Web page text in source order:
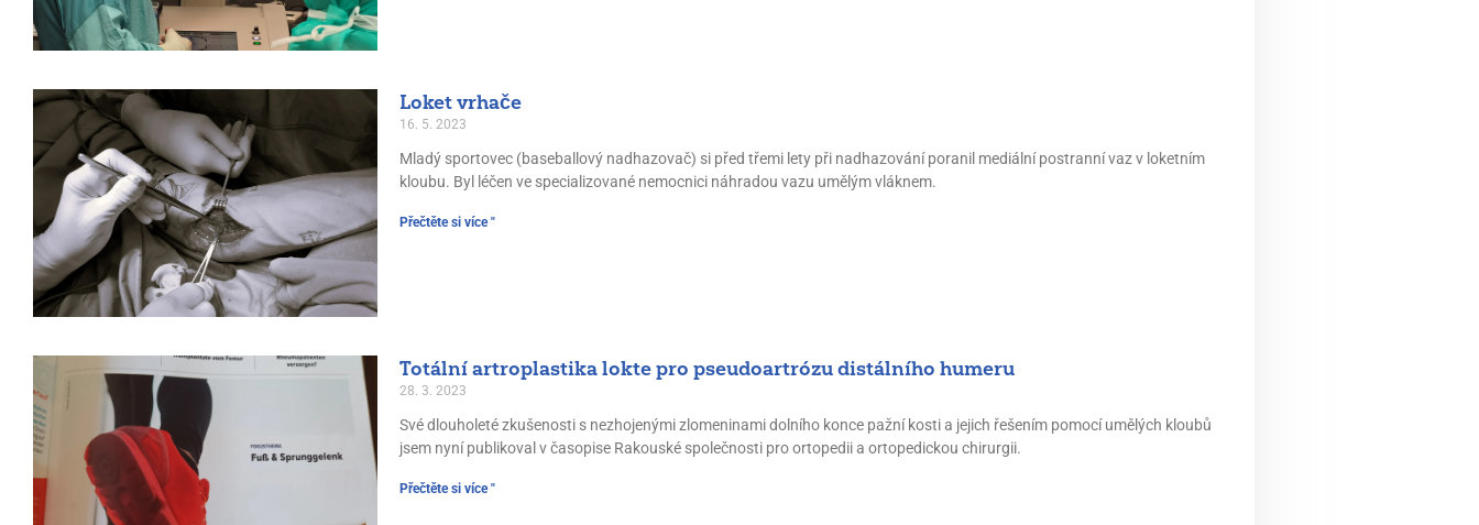
Loket vrhače
16. 5. 2023
Mladý sportovec (baseballový nadhazovač) si před třemi lety při nadhazování poranil mediální postranní vaz v loketním
kloubu. Byl léčen ve specializované nemocnici náhradou vazu umělým vláknem.
Přečtěte si více "
Totální artroplastika lokte pro pseudoartrózu distálního humeru
28. 3. 2023
Své dlouholeté zkušenosti s nezhojenými zlomeninami dolního konce pažní kosti a jejich řešením pomocí umělých kloubů
jsem nyní publikoval v časopise Rakouské společnosti pro ortopedii a ortopedickou chirurgii.
Přečtěte si více "